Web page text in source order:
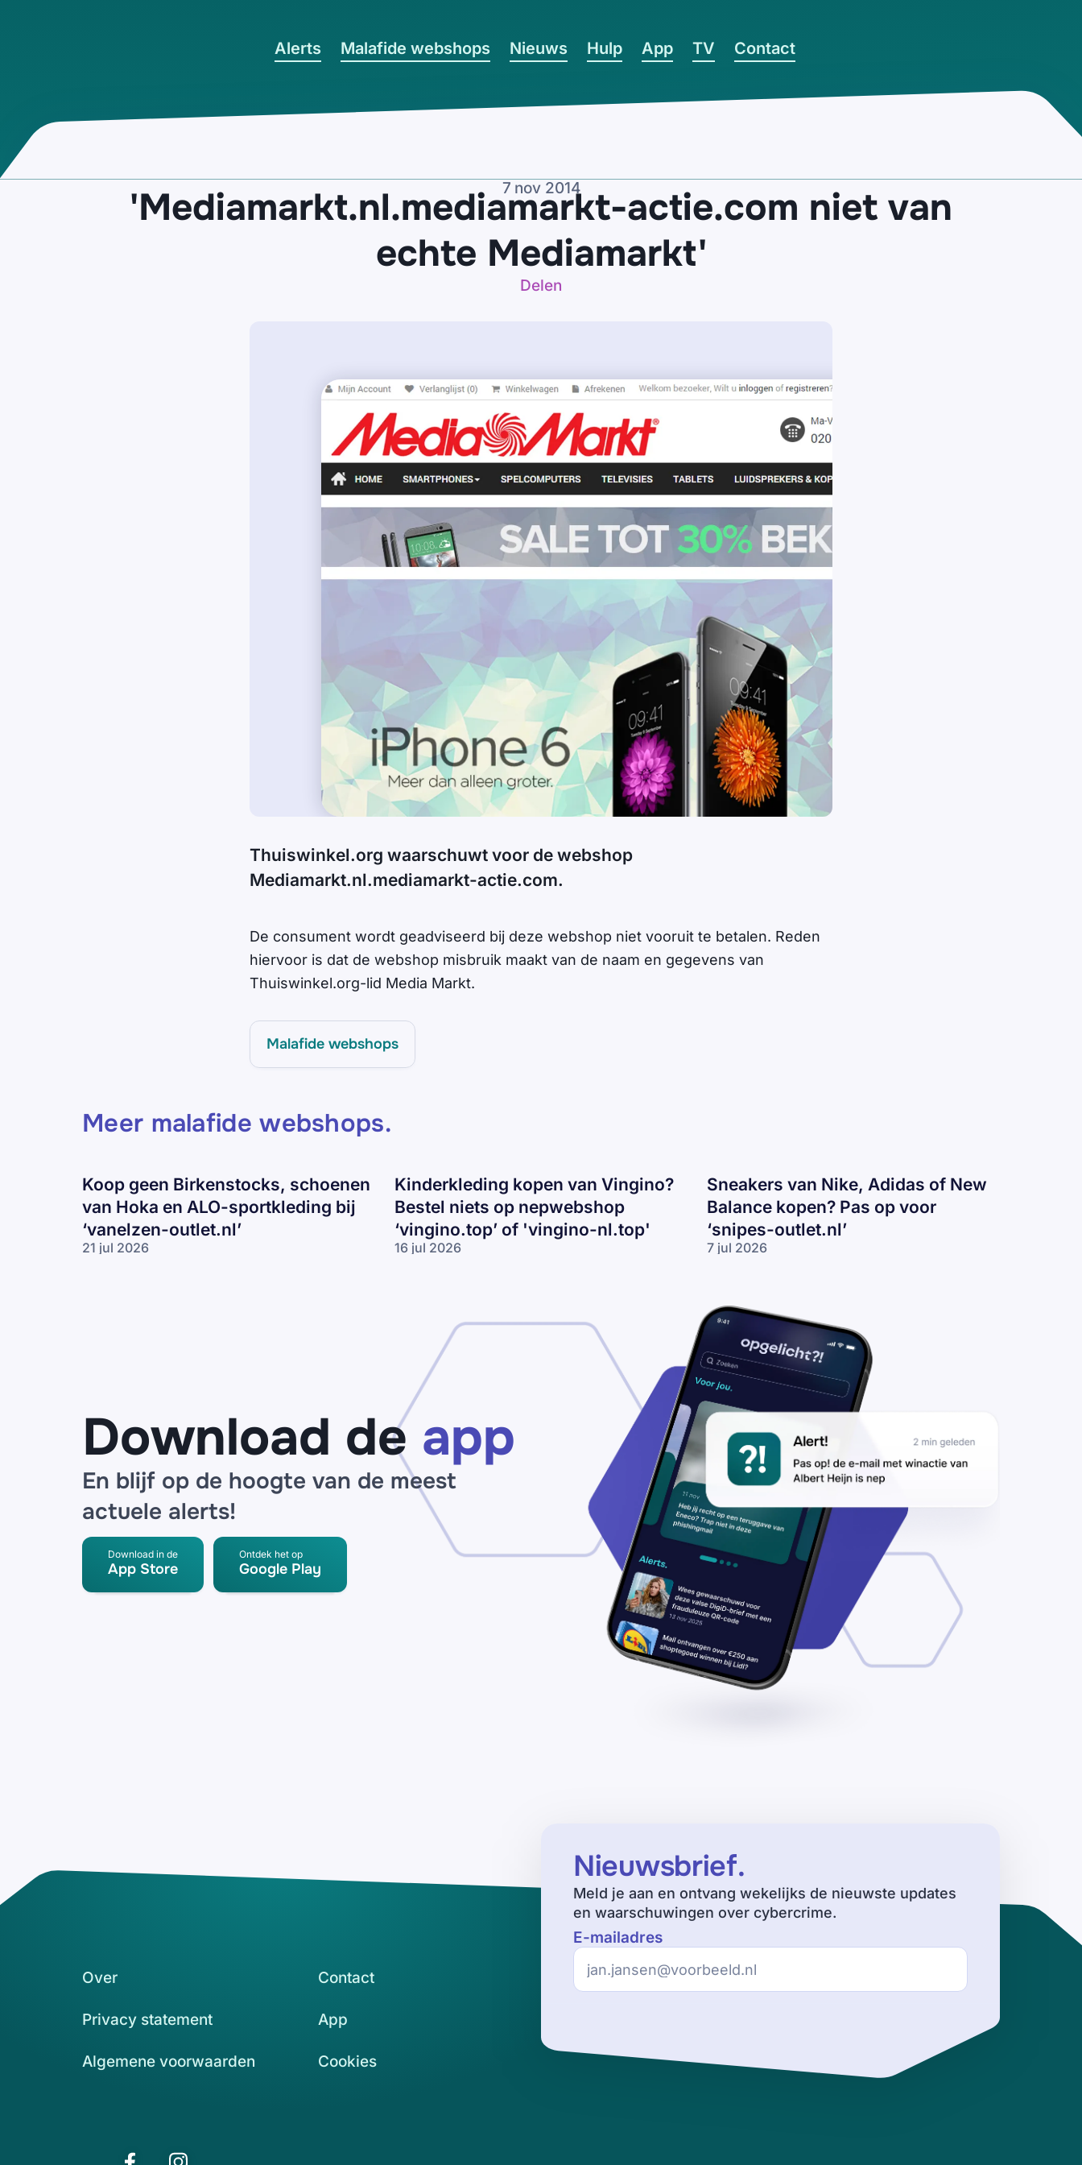
Alerts Malafide webshops Nieuws Hulp App TV Contact
7 nov 2014
'Mediamarkt.nl.mediamarkt-actie.com niet van
echte Mediamarkt'
Delen
Thuiswinkel.org waarschuwt voor de webshop
Mediamarkt.nl.mediamarkt-actie.com.
De consument wordt geadviseerd bij deze webshop niet vooruit te betalen. Reden
hiervoor is dat de webshop misbruik maakt van de naam en gegevens van
Thuiswinkel.org-lid Media Markt.
Malafide webshops
Meer malafide webshops.
Koop geen Birkenstocks, schoenen
van Hoka en ALO-sportkleding bij
‘vanelzen-outlet.nl’
21 jul 2026
Kinderkleding kopen van Vingino?
Bestel niets op nepwebshop
‘vingino.top’ of 'vingino-nl.top'
16 jul 2026
nepwebshop
‘vingino.top’
of 'vingino-
nl.top'
Sneakers van Nike, Adidas of New
Balance kopen? Pas op voor
‘snipes-outlet.nl’
7 jul 2026
Adidas
of New
Balance
kopen?
Pas op
voor
‘snipes-
outlet.nl’
Download de app
En blijf op de hoogte van de meest
actuele alerts!
Download in de
App Store
Ontdek het op
Google Play
Nieuwsbrief.
Meld je aan en ontvang wekelijks de nieuwste updates
en waarschuwingen over cybercrime.
E-mailadres
Over Contact
Privacy statement App
Algemene voorwaarden Cookies